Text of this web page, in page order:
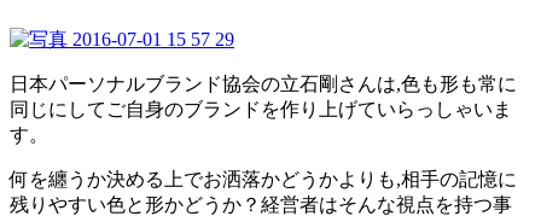
日本パーソナルブランド協会の立石剛さんは,色も形も常に
同じにしてご自身のブランドを作り上げていらっしゃいま
す。
何を纏うか決める上でお洒落かどうかよりも,相手の記憶に
残りやすい色と形かどうか？経営者はそんな視点を持つ事